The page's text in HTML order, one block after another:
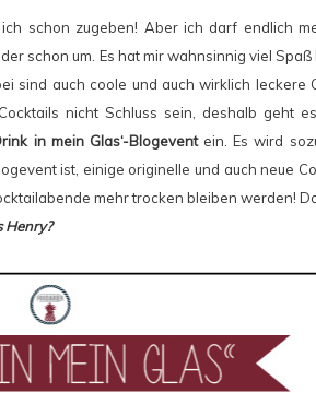
schon zugeben! Aber ich darf endlich
schon um. Es hat mir wahnsinnig viel
sind auch coole und auch wirklich leckere
nicht Schluss sein, deshalb geht
in mein Glas‘-Blogeventein. Es wird
ist, einige originelle und auch neue
mehr trocken bleiben werden!
Henry?